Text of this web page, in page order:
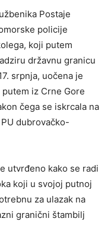
Postaje
policije
koji putem
državnu granicu
srpnja, uočena je
iz Crne Gore
čega se iskrcala na
dubrovačko-
utvrđeno kako se radi
koji u svojoj putnoj
za ulazak na
granični štambilj